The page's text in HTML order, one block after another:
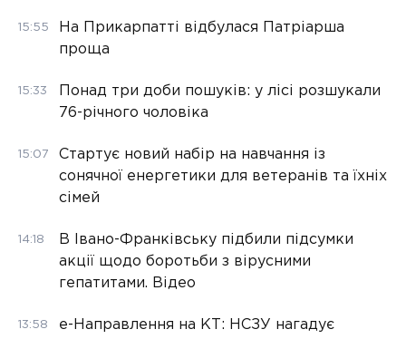
15:55
На Прикарпатті відбулася Патріарша
проща
15:33
Понад три доби пошуків: у лісі розшукали
76-річного чоловіка
15:07
Стартує новий набір на навчання із
сонячної енергетики для ветеранів та їхніх
сімей
14:18
В Івано-Франківську підбили підсумки
акції щодо боротьби з вірусними
гепатитами. Відео
13:58
е-Направлення на КТ: НСЗУ нагадує